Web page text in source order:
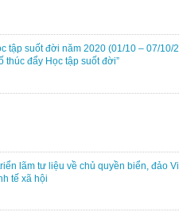
tập suốt đời năm 2020 (01/10 – 07/10/
thúc đẩy Học tập suốt đời”
lãm tư liệu về chủ quyền biển, đảo
tế xã hội